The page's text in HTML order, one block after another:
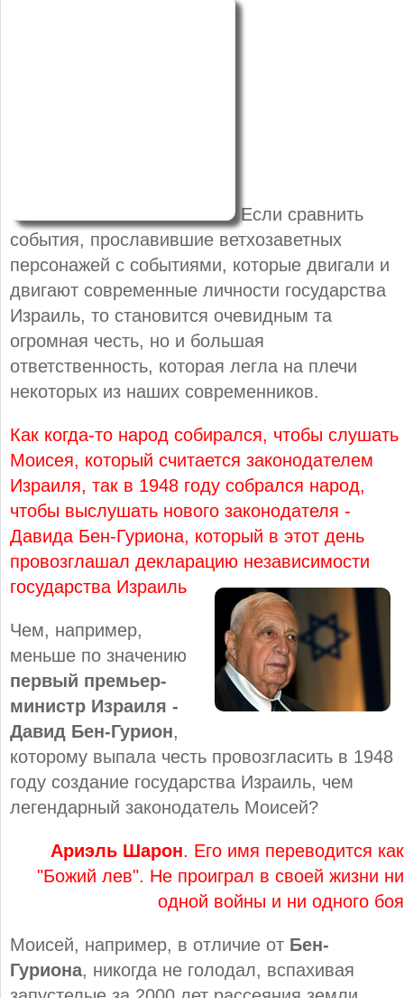
Если сравнить
события, прославившие ветхозаветных
персонажей с событиями, которые двигали и
двигают современные личности государства
Израиль, то становится очевидным та
огромная честь, но и большая
ответственность, которая легла на плечи
некоторых из наших современников.
Как когда-то народ собирался, чтобы слушать
Моисея, который считается законодателем
Израиля, так в 1948 году собрался народ,
чтобы выслушать нового законодателя -
Давида Бен-Гуриона, который в этот день
провозглашал декларацию независимости
государства Израиль
Чем, например,
меньше по значению
первый премьер-
министр Израиля -
Давид Бен-Гурион,
которому выпала честь провозгласить в 1948
году создание государства Израиль, чем
легендарный законодатель Моисей?
Ариэль Шарон. Его имя переводится как
"Божий лев". Не проиграл в своей жизни ни
одной войны и ни одного боя
Моисей, например, в отличие от Бен-
Гуриона, никогда не голодал, вспахивая